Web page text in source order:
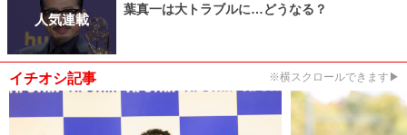
人気連載
葉真一は大トラブルに…どうなる？
イチオシ記事 ※横スクロールできます▶